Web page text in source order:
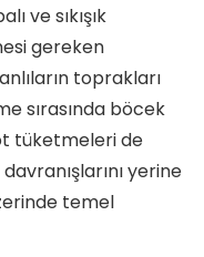
ve sıkışık
gereken
toprakları
sırasında böcek
tüketmeleri de
yerine
temel